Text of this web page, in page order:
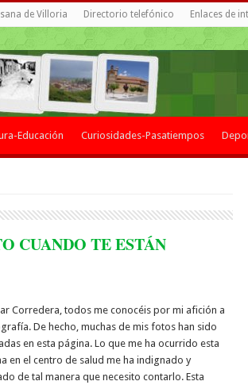
de Villoria Directorio telefónico Enlaces de
Educación Curiosidades-Pasatiempos
CUANDO TE ESTÁN
Corredera, todos me conocéis por mi afición a
De hecho, muchas de mis fotos han sido
en esta página. Lo que me ha ocurrido esta
en el centro de salud me ha indignado y
de tal manera que necesito contarlo. Esta